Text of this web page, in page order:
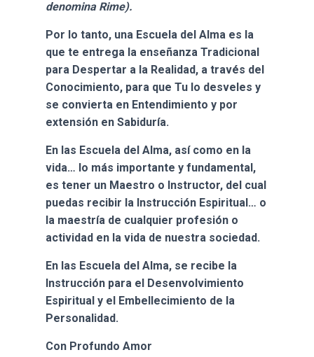
denomina Rime).
Por lo tanto, una Escuela del Alma es la
que te entrega la enseñanza Tradicional
para Despertar a la Realidad, a través del
Conocimiento, para que Tu lo desveles y
se convierta en Entendimiento y por
extensión en Sabiduría.
En las Escuela del Alma, así como en la
vida… lo más importante y fundamental,
es tener un Maestro o Instructor, del cual
puedas recibir la Instrucción Espiritual… o
la maestría de cualquier profesión o
actividad en la vida de nuestra sociedad.
En las Escuela del Alma, se recibe la
Instrucción para el Desenvolvimiento
Espiritual y el Embellecimiento de la
Personalidad.
Con Profundo Amor